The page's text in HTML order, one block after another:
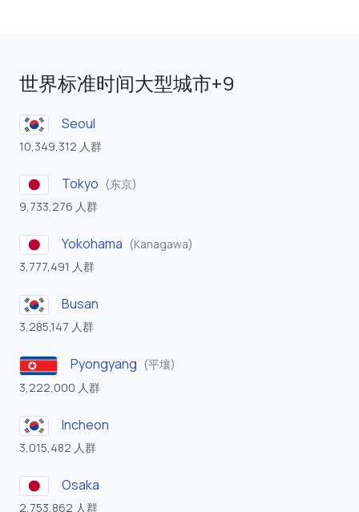
世界标准时间大型城市+9
Seoul
10,349,312 人群
Tokyo (东京)
9,733,276 人群
Yokohama (Kanagawa)
3,777,491 人群
Busan
3,285,147 人群
Pyongyang (平壤)
3,222,000 人群
Incheon
3,015,482 人群
Osaka
2,753,862 人群